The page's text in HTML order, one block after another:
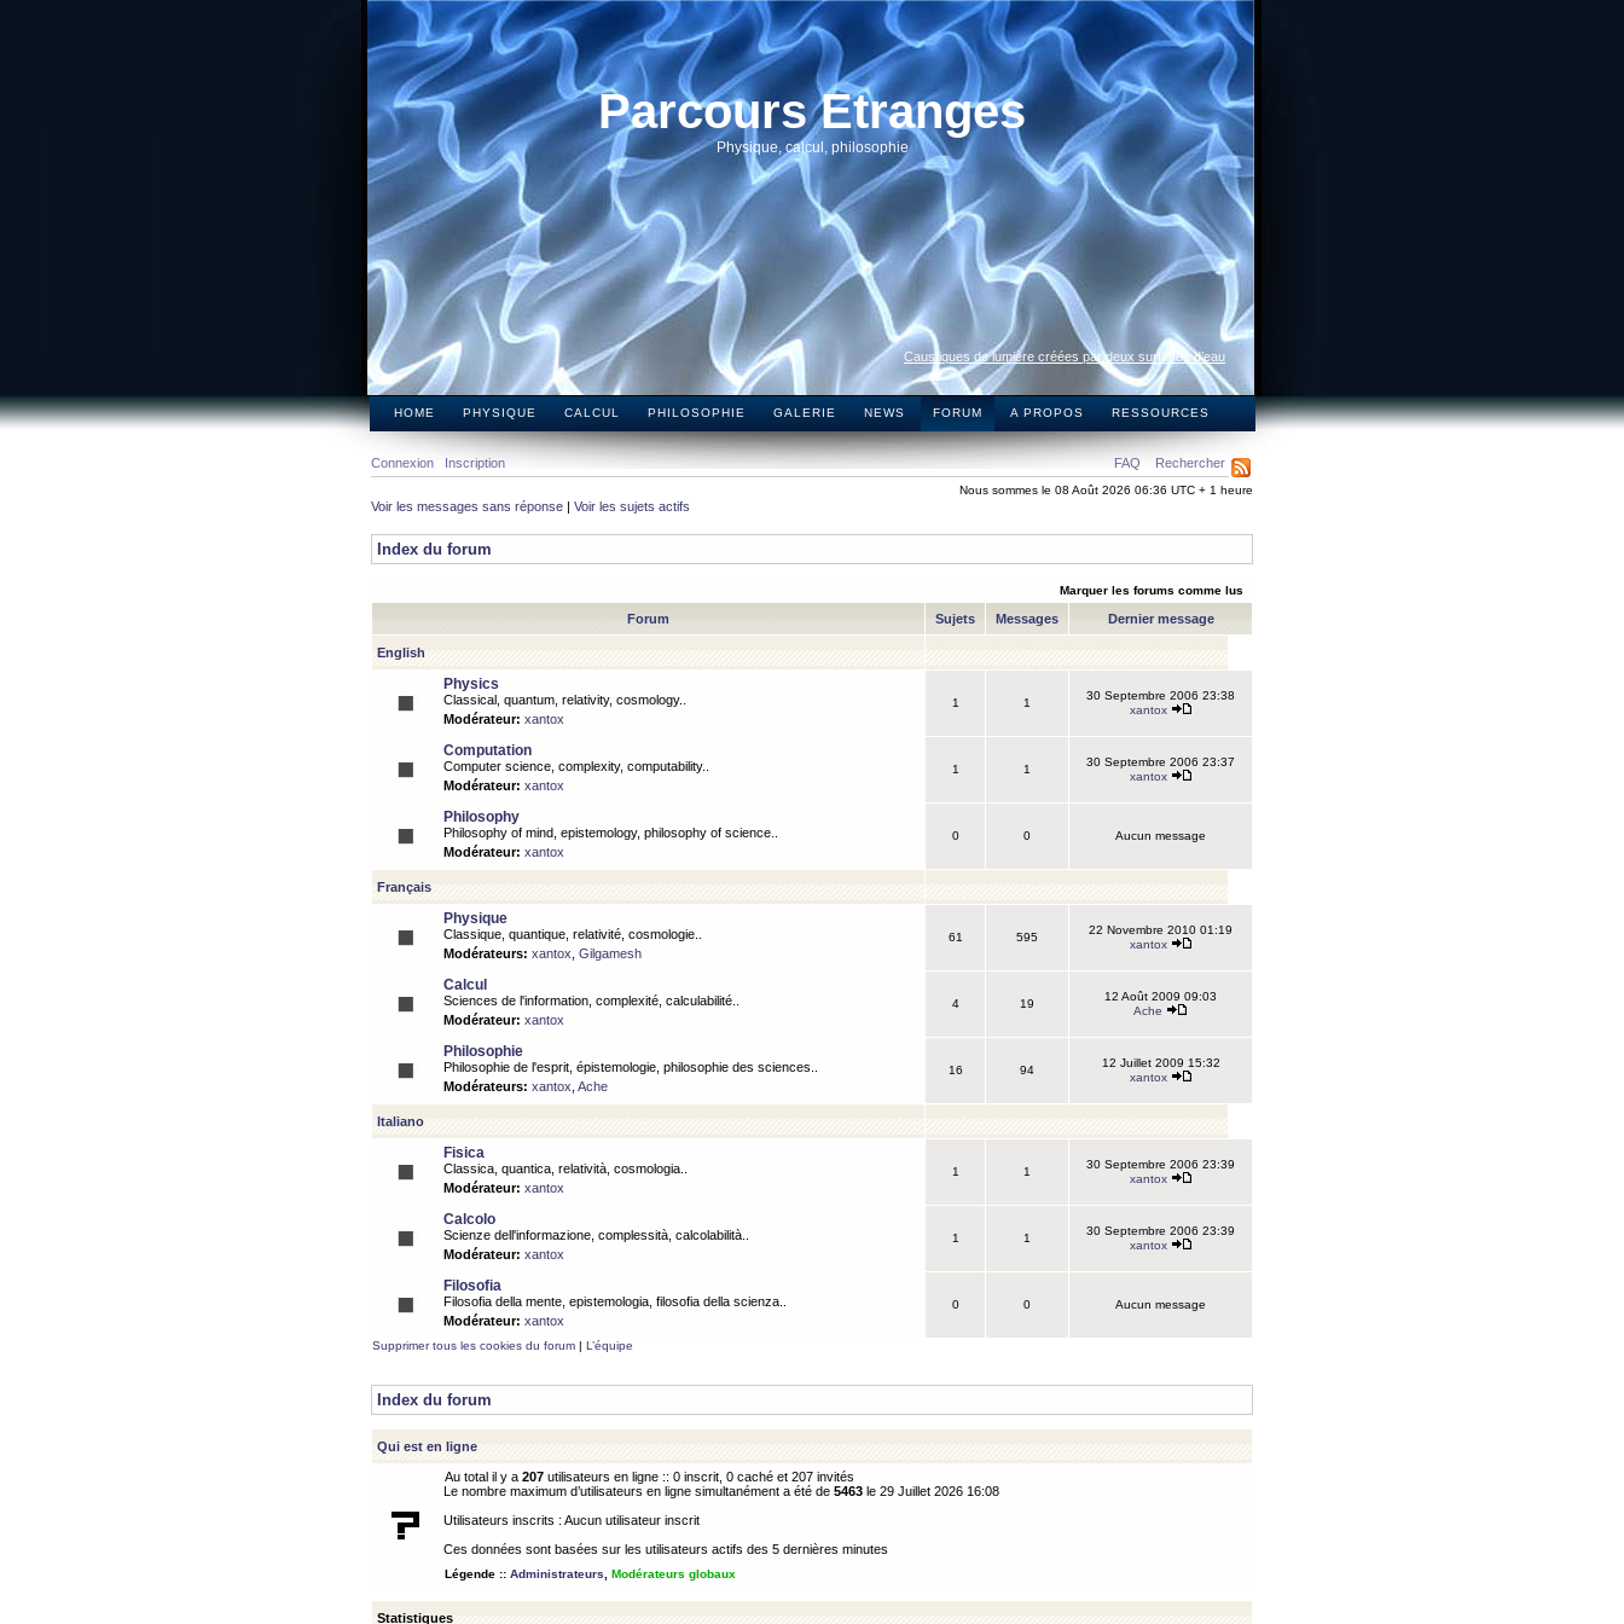
Parcours Etranges
Physique, calcul, philosophie
Caustiques de lumière créées par deux surfaces d’eau
HOME PHYSIQUE CALCUL PHILOSOPHIE GALERIE NEWS FORUM A PROPOS RESSOURCES
FAQ Rechercher
Connexion Inscription
Nous sommes le 08 Août 2026 06:36 UTC + 1 heure
Voir les messages sans réponse | Voir les sujets actifs
Index du forum
Marquer les forums comme lus
Forum Sujets Messages Dernier message
English
Physics
Classical, quantum, relativity, cosmology..
Modérateur: xantox
1 1
30 Septembre 2006 23:38
xantox
Computation
Computer science, complexity, computability..
Modérateur: xantox
1 1
30 Septembre 2006 23:37
xantox
Philosophy
Philosophy of mind, epistemology, philosophy of science..
Modérateur: xantox
0 0 Aucun message
Français
Physique
Classique, quantique, relativité, cosmologie..
Modérateurs: xantox Gilgamesh
61 595
22 Novembre 2010 01:19
xantox
Calcul
Sciences de l'information, complexité, calculabilité..
Modérateur: xantox
4 19
12 Août 2009 09:03
Ache
Philosophie
Philosophie de l'esprit, épistemologie, philosophie des sciences..
Modérateurs: xantox Ache
16 94
12 Juillet 2009 15:32
xantox
Italiano
Fisica
Classica, quantica, relatività, cosmologia..
Modérateur: xantox
1 1
30 Septembre 2006 23:39
xantox
Calcolo
Scienze dell'informazione, complessità, calcolabilità..
Modérateur: xantox
1 1
30 Septembre 2006 23:39
xantox
Filosofia
Filosofia della mente, epistemologia, filosofia della scienza..
Modérateur: xantox
0 0 Aucun message
Supprimer tous les cookies du forum | L’équipe
Index du forum
Qui est en ligne
Au total il y a 207 utilisateurs en ligne :: 0 inscrit, 0 caché et 207 invités
Le nombre maximum d’utilisateurs en ligne simultanément a été de 5463 le 29 Juillet 2026 16:08
Utilisateurs inscrits : Aucun utilisateur inscrit
Ces données sont basées sur les utilisateurs actifs des 5 dernières minutes
Légende :: Administrateurs Modérateurs globaux
Statistiques